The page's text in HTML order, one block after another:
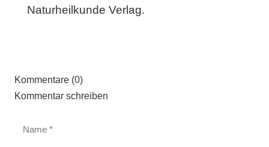
Naturheilkunde Verlag.
Kommentare (0)
Kommentar schreiben